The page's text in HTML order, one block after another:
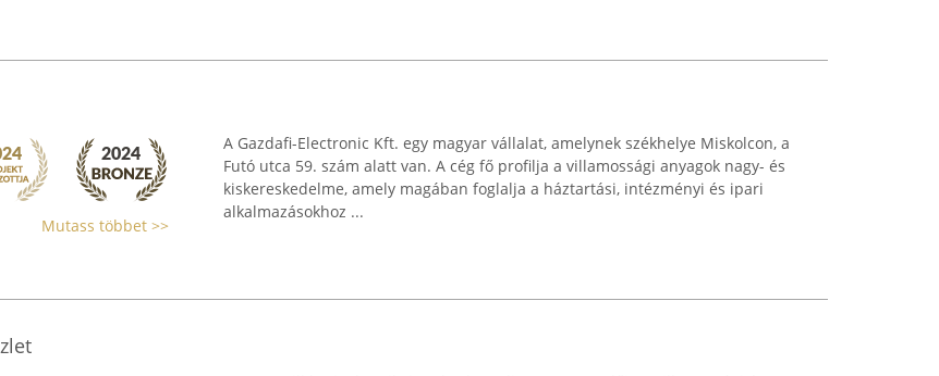
Mutass többet >>
A Gazdafi-Electronic Kft. egy magyar vállalat, amelynek székhelye Miskolcon, a
Futó utca 59. szám alatt van. A cég fő profilja a villamossági anyagok nagy- és
kiskereskedelme, amely magában foglalja a háztartási, intézményi és ipari
alkalmazásokhoz ...